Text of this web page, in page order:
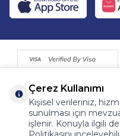
Çerez Kullanımı
Kişisel verileriniz,
sunulması için
işlenir. Konuyla ilgili